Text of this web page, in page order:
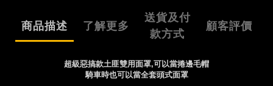
商品描述 了解更多
送貨及付
款方式
顧客評價
超級惡搞款土匪雙用面罩,可以當捲邊毛帽
騎車時也可以當全套頭式面罩